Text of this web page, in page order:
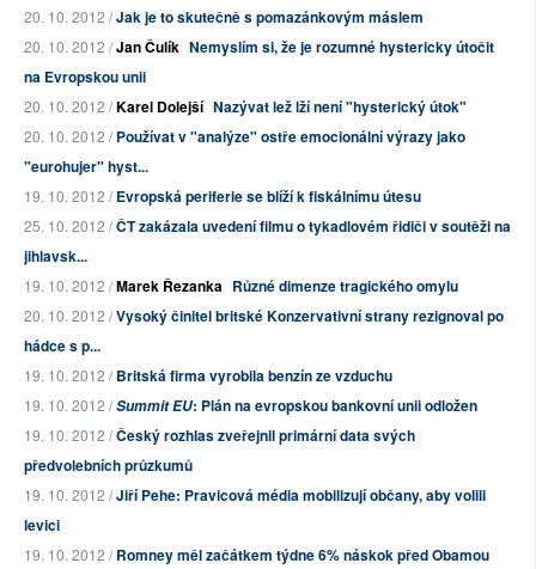
20. 10. 2012 /Jak je to skutečně s pomazánkovým máslem
20. 10. 2012 /Jan Čulík Nemyslím si, že je rozumné hystericky útočit
na Evropskou unii
20. 10. 2012 /Karel Dolejší Nazývat lež lží není "hysterický útok"
20. 10. 2012 /Používat v "analýze" ostře emocionální výrazy jako
"eurohujer" hyst...
19. 10. 2012 /Evropská periferie se blíží k fiskálnímu útesu
25. 10. 2012 /ČT zakázala uvedení filmu o tykadlovém řidiči v soutěži na
jihlavsk...
19. 10. 2012 /Marek Řezanka Různé dimenze tragického omylu
20. 10. 2012 /Vysoký činitel britské Konzervativní strany rezignoval po
hádce s p...
19. 10. 2012 /Britská firma vyrobila benzín ze vzduchu
19. 10. 2012 /Summit EU: Plán na evropskou bankovní unii odložen
19. 10. 2012 /Český rozhlas zveřejnil primární data svých
předvolebních průzkumů
19. 10. 2012 /Jiří Pehe: Pravicová média mobilizují občany, aby volili
levici
19. 10. 2012 /Romney měl začátkem týdne 6% náskok před Obamou